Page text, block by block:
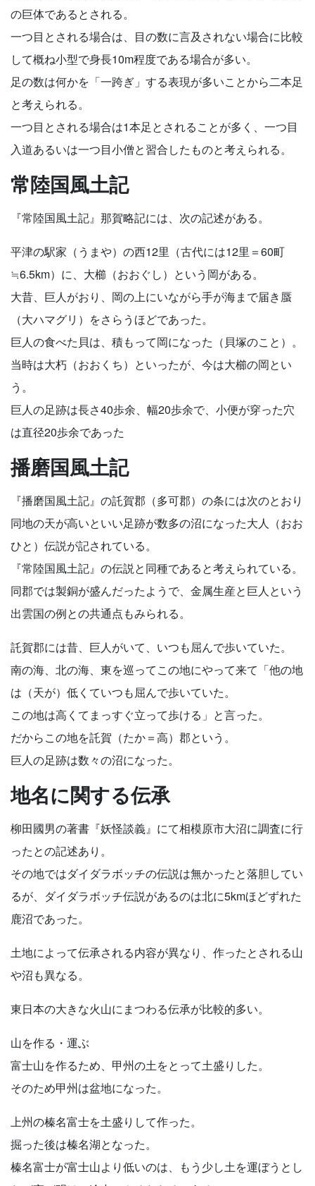
の巨体であるとされる。
一つ目とされる場合は、目の数に言及されない場合に比較
して概ね小型で身長10m程度である場合が多い。
足の数は何かを「一跨ぎ」する表現が多いことから二本足
と考えられる。
一つ目とされる場合は1本足とされることが多く、一つ目
入道あるいは一つ目小僧と習合したものと考えられる。
常陸国風土記
『常陸国風土記』那賀略記には、次の記述がある。
平津の駅家（うまや）の西12里（古代には12里＝60町
≒6.5km）に、大櫛（おおぐし）という岡がある。
大昔、巨人がおり、岡の上にいながら手が海まで届き蜃
（大ハマグリ）をさらうほどであった。
巨人の食べた貝は、積もって岡になった（貝塚のこと）。
当時は大朽（おおくち）といったが、今は大櫛の岡とい
う。
巨人の足跡は長さ40歩余、幅20歩余で、小便が穿った穴
は直径20歩余であった
播磨国風土記
『播磨国風土記』の託賀郡（多可郡）の条には次のとおり
同地の天が高いといい足跡が数多の沼になった大人（おお
ひと）伝説が記されている。
『常陸国風土記』の伝説と同種であると考えられている。
同郡では製銅が盛んだったようで、金属生産と巨人という
出雲国の例との共通点もみられる。
託賀郡には昔、巨人がいて、いつも屈んで歩いていた。
南の海、北の海、東を巡ってこの地にやって来て「他の地
は（天が）低くていつも屈んで歩いていた。
この地は高くてまっすぐ立って歩ける」と言った。
だからこの地を託賀（たか＝高）郡という。
巨人の足跡は数々の沼になった。
地名に関する伝承
柳田國男の著書『妖怪談義』にて相模原市大沼に調査に行
ったとの記述あり。
その地ではダイダラボッチの伝説は無かったと落胆してい
るが、ダイダラボッチ伝説があるのは北に5kmほどずれた
鹿沼であった。
土地によって伝承される内容が異なり、作ったとされる山
や沼も異なる。
東日本の大きな火山にまつわる伝承が比較的多い。
山を作る・運ぶ
富士山を作るため、甲州の土をとって土盛りした。
そのため甲州は盆地になった。
上州の榛名富士を土盛りして作った。
掘った後は榛名湖となった。
榛名富士が富士山より低いのは、もう少し土を運ぼうとし